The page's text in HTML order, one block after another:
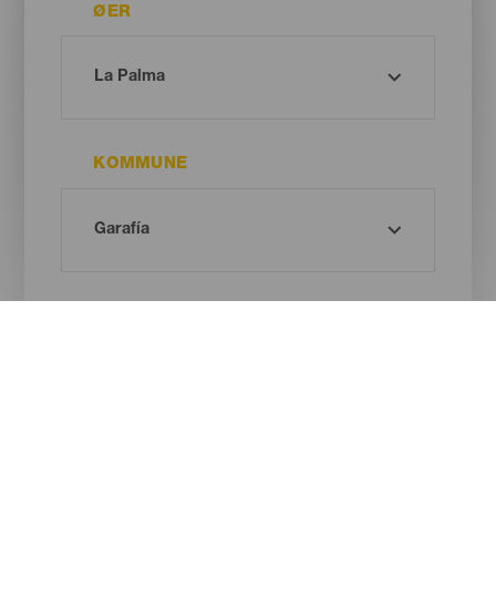
ØER
KOMMUNE